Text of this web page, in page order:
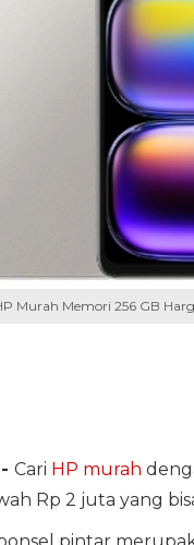
Murah Memori 256 GB
Cari HP murah
Rp 2 juta yang
ponsel pintar